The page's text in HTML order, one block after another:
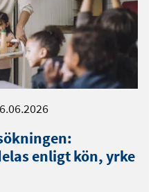
enligt kön, yrke